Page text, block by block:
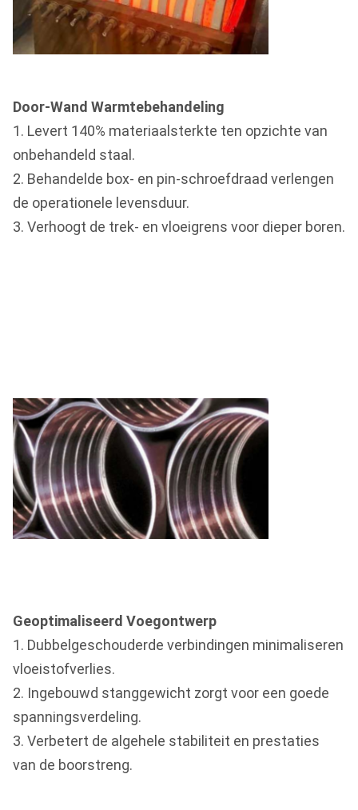
Door-Wand Warmtebehandeling
1. Levert 140% materiaalsterkte ten opzichte van
onbehandeld staal.
2. Behandelde box- en pin-schroefdraad verlengen
de operationele levensduur.
3. Verhoogt de trek- en vloeigrens voor dieper boren.
Geoptimaliseerd Voegontwerp
1. Dubbelgeschouderde verbindingen minimaliseren
vloeistofverlies.
2. Ingebouwd stanggewicht zorgt voor een goede
spanningsverdeling.
3. Verbetert de algehele stabiliteit en prestaties
van de boorstreng.